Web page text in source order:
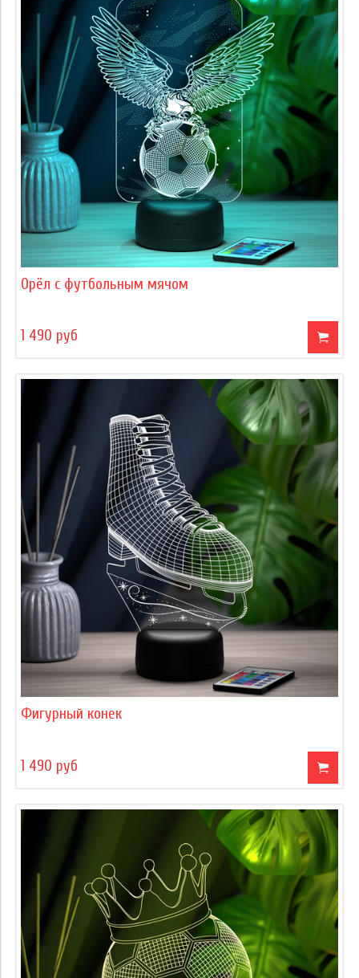
Орёл с футбольным мячом
1 490 руб
Фигурный конек
1 490 руб